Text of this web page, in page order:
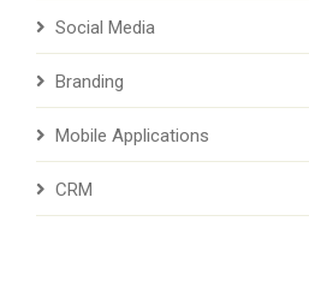
Social Media
Branding
Mobile Applications
CRM